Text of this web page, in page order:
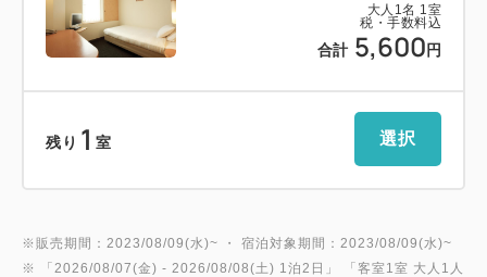
大人 1 名 1 室
税・手数料込
合計 5,600 円
残り 1 室 選択
※販売期間：2023/08/09(水)~ ・ 宿泊対象期間：2023/08/09(水)~
※ 「 2026/08/07(金) - 2026/08/08(土) 1泊2日 」 「客室1室 大人1人